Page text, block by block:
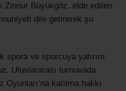
Zinnur Büyükgöz, elde edilen
dile getirerek şu
spora ve sporcuya yatırım
Uluslararası turnuvada
katılma hakkı